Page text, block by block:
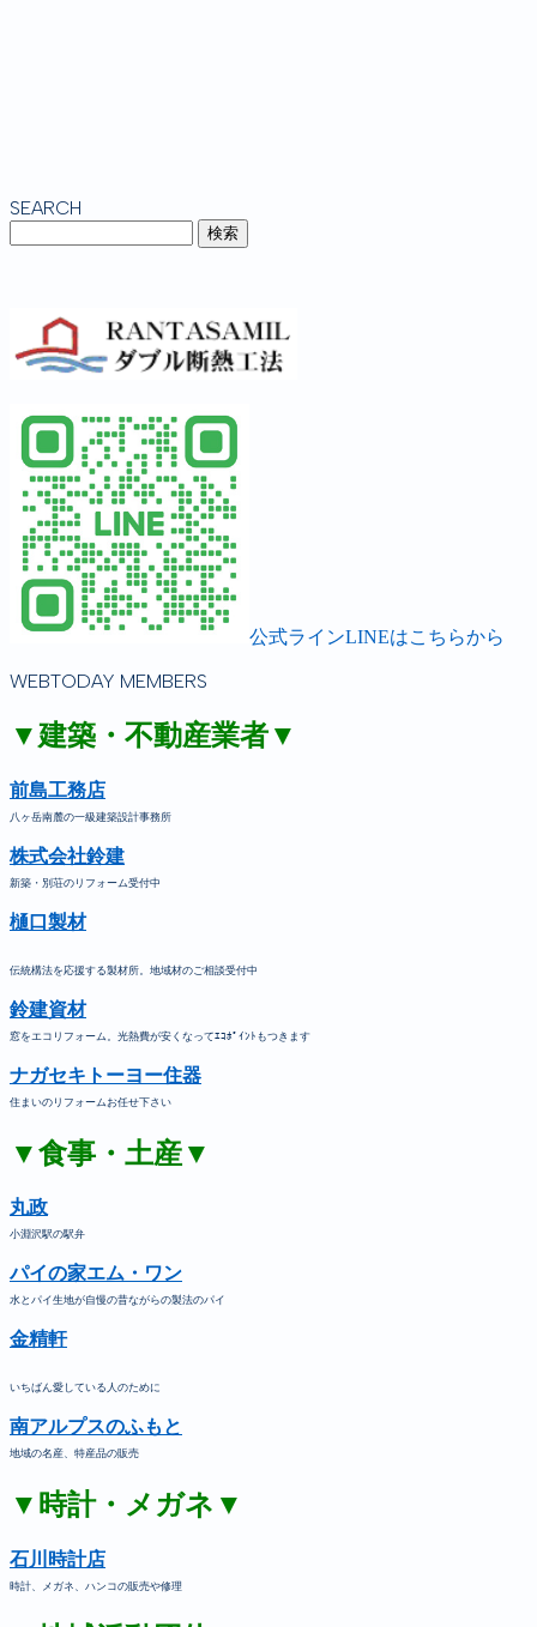
SEARCH
公式ラインLINEはこちらから
WEBTODAY MEMBERS
▼建築・不動産業者▼
前島工務店
八ヶ岳南麓の一級建築設計事務所
株式会社鈴建
新築・別荘のリフォーム受付中
樋口製材
伝統構法を応援する製材所。地域材のご相談受付中
鈴建資材
窓をエコリフォーム。光熱費が安くなってｴｺﾎﾟｲﾝﾄもつきます
ナガセキトーヨー住器
住まいのリフォームお任せ下さい
▼食事・土産▼
丸政
小淵沢駅の駅弁
パイの家エム・ワン
水とパイ生地が自慢の昔ながらの製法のパイ
金精軒
いちばん愛している人のために
南アルプスのふもと
地域の名産、特産品の販売
▼時計・メガネ▼
石川時計店
時計、メガネ、ハンコの販売や修理